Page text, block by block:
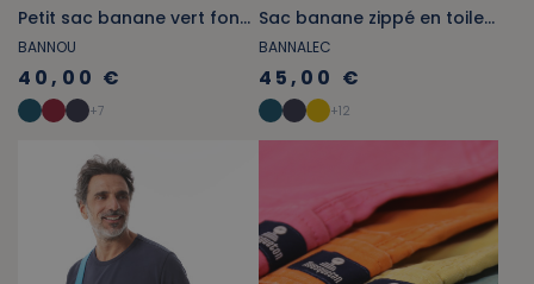
Petit sac banane vert foncé
BANNOU
40,00 €
+7
Sac banane zippé en toile délavée rose fuschia
BANNALEC
45,00 €
+12